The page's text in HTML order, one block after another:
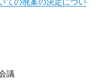
ての廃案の決定につい
議